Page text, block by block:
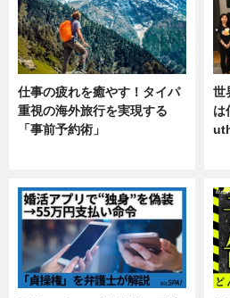
仕事の疲れを癒やす！タイパ
重視の海外旅行を実現する
「事前予約術」
世
は